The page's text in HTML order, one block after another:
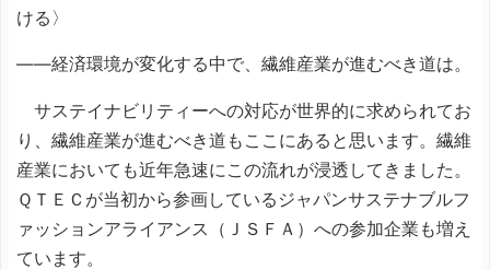
ける〉
――経済環境が変化する中で、繊維産業が進むべき道は。
サステイナビリティーへの対応が世界的に求められてお
り、繊維産業が進むべき道もここにあると思います。繊維
産業においても近年急速にこの流れが浸透してきました。
ＱＴＥＣが当初から参画しているジャパンサステナブルフ
ァッションアライアンス（ＪＳＦＡ）への参加企業も増え
ています。